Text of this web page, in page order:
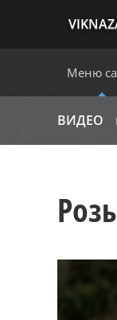
Меню
ВИДЕО